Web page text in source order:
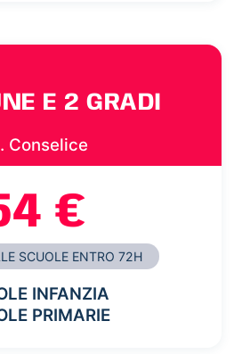
E 2 GRADI
Conselice
€
SCUOLE ENTRO 72H
INFANZIA
PRIMARIE